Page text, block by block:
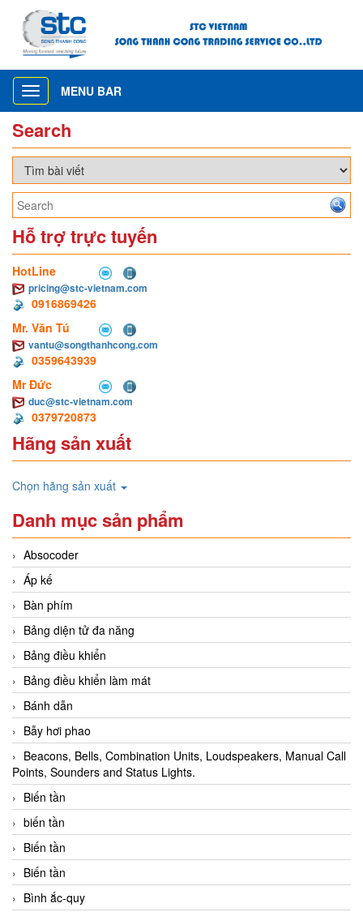
Toggle
navigation
MENU BAR
Search
Hỗ trợ trực tuyến
HotLine
pricing@stc-vietnam.com
0916869426
Mr. Văn Tú
vantu@songthanhcong.com
0359643939
Mr Đức
duc@stc-vietnam.com
0379720873
Hãng sản xuất
Chọn hãng sản xuất
Danh mục sản phẩm
Absocoder
Áp kế
Bàn phím
Bảng diện tử đa năng
Bảng điều khiển
Bảng điều khiển làm mát
Bánh dẫn
Bẫy hơi phao
Beacons, Bells, Combination Units, Loudspeakers, Manual Call
Points, Sounders and Status Lights.
Biến tần
biến tần
Biến tần
Biến tần
Bình ắc-quy